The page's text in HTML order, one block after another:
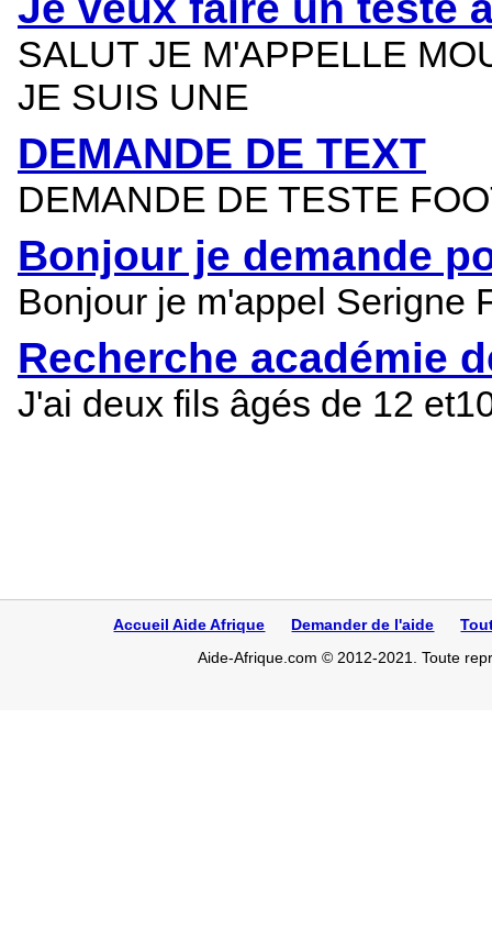
SALUT JE M'APPELLE
JE SUIS UNE
DEMANDE DE TEXT
DEMANDE DE TESTE
Bonjour je demande
Bonjour je m'appel Serigne
Recherche académie
J'ai deux fils âgés de 12
Accueil Aide Afrique Demander de l'aide
Aide-Afrique.com © 2012-2021. Toute